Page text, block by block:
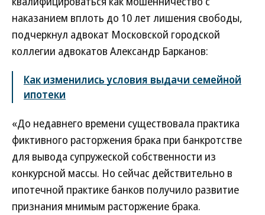
наказанием вплоть до 10 лет лишения свободы,
подчеркнул адвокат Московской городской
коллегии адвокатов Александр Барканов:
Как изменились условия выдачи семейной
ипотеки
«До недавнего времени существовала практика
фиктивного расторжения брака при банкротстве
для вывода супружеской собственности из
конкурсной массы. Но сейчас действительно в
ипотечной практике банков получило развитие
признания мнимым расторжение брака.